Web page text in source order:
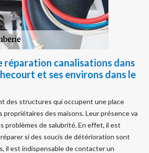
réparation canalisations dans
et ses environs dans le
des structures qui occupent une place
propriétaires des maisons. Leur présence va
problèmes de salubrité. En effet, il est
si des soucis de détérioration sont
il est indispensable de contacter un